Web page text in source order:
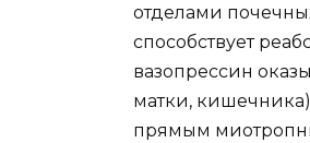
отделами
способствует
вазопрессин
матки,
прямым